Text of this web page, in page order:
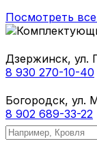
Посмотреть
Дзержинск, ул.
8 930 270-10-40
Богородск, ул.
8 902 689-33-22